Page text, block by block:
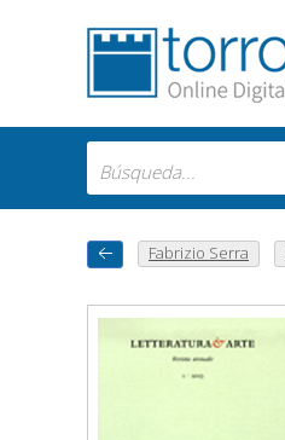
Fabrizio Serra